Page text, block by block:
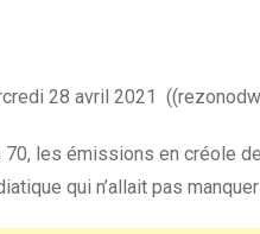
28 avril 2021
les émissions en créole
qui n’allait pas